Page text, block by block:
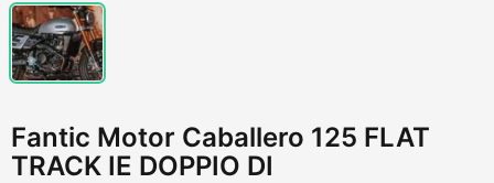
Fantic Motor Caballero 125 FLAT
TRACK IE DOPPIO DI